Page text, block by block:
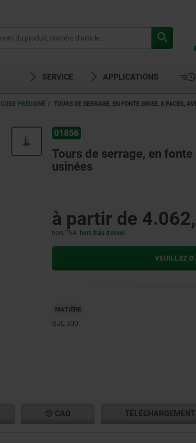
SERVICE APPLICATIONS
CUBE PRÉUSINÉ TOURS DE SERRAGE, EN FONTE GRISE, 8 FACES,
01856
Tours de serrage, en
usinées
à partir de
hors TVA hors frais d’envoi
VEUILLEZ
MATIÈRE
GJL 300.
CAO